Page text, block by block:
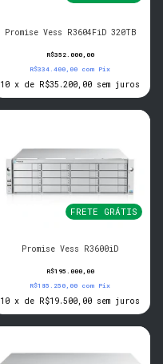
Promise Vess R3604FiD 320TB
R$352.000,00
R$334.400,00 com Pix
10 x de R$35.200,00 sem juros
FRETE GRÁTIS
Promise Vess R3600iD
R$195.000,00
R$185.250,00 com Pix
10 x de R$19.500,00 sem juros